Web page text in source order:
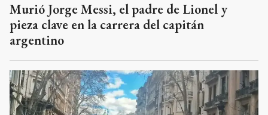
Murió Jorge Messi, el padre de Lionel y
pieza clave en la carrera del capitán
argentino